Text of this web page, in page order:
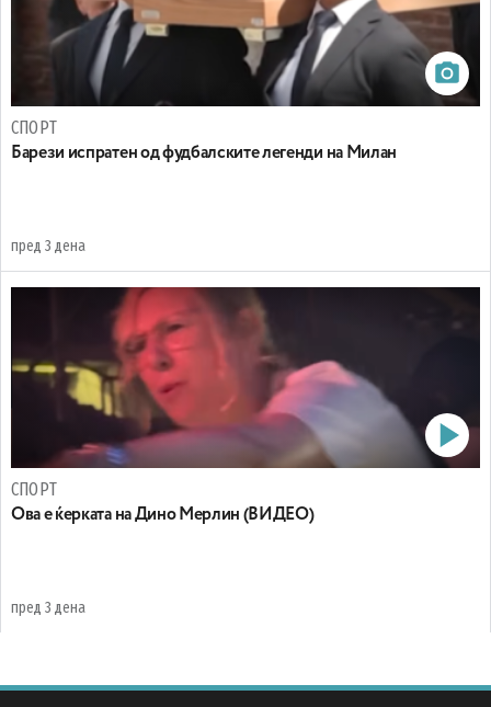
СПОРТ
Барези испратен од фудбалските легенди на Милан
пред 3 дена
СПОРТ
Oва е ќерката на Дино Мерлин (ВИДЕО)
пред 3 дена